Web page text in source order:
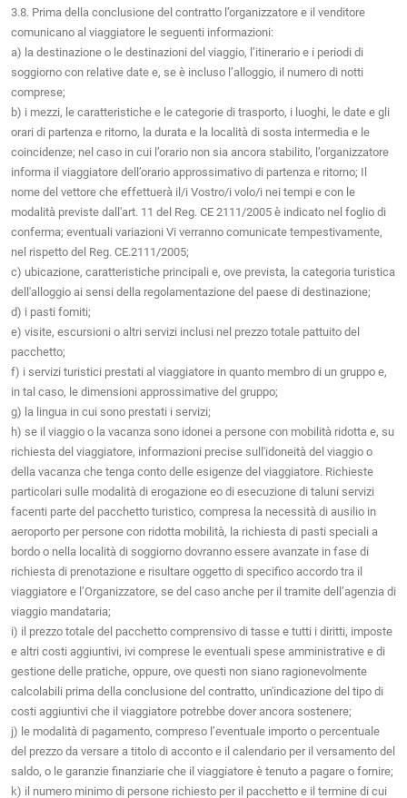
3.8. Prima della conclusione del contratto l’organizzatore e il venditore
comunicano al viaggiatore le seguenti informazioni:
a) la destinazione o le destinazioni del viaggio, l’itinerario e i periodi di
soggiorno con relative date e, se è incluso l’alloggio, il numero di notti
comprese;
b) i mezzi, le caratteristiche e le categorie di trasporto, i luoghi, le date e gli
orari di partenza e ritorno, la durata e la località di sosta intermedia e le
coincidenze; nel caso in cui l’orario non sia ancora stabilito, l’organizzatore
informa il viaggiatore dell’orario approssimativo di partenza e ritorno; Il
nome del vettore che effettuerà il/i Vostro/i volo/i nei tempi e con le
modalità previste dall'art. 11 del Reg. CE 2111/2005 è indicato nel foglio di
conferma; eventuali variazioni Vi verranno comunicate tempestivamente,
nel rispetto del Reg. CE.2111/2005;
c) ubicazione, caratteristiche principali e, ove prevista, la categoria turistica
dell'alloggio ai sensi della regolamentazione del paese di destinazione;
d) i pasti fomiti;
e) visite, escursioni o altri servizi inclusi nel prezzo totale pattuito del
pacchetto;
f) i servizi turistici prestati al viaggiatore in quanto membro di un gruppo e,
in tal caso, le dimensioni approssimative del gruppo;
g) la lingua in cui sono prestati i servizi;
h) se il viaggio o la vacanza sono idonei a persone con mobilità ridotta e, su
richiesta del viaggiatore, informazioni precise sull'idoneità del viaggio o
della vacanza che tenga conto delle esigenze del viaggiatore. Richieste
particolari sulle modalità di erogazione eo di esecuzione di taluni servizi
facenti parte del pacchetto turistico, compresa la necessità di ausilio in
aeroporto per persone con ridotta mobilità, la richiesta di pasti speciali a
bordo o nella località di soggiorno dovranno essere avanzate in fase di
richiesta di prenotazione e risultare oggetto di specifico accordo tra il
viaggiatore e l’Organizzatore, se del caso anche per il tramite dell’agenzia di
viaggio mandataria;
i) il prezzo totale del pacchetto comprensivo di tasse e tutti i diritti, imposte
e altri costi aggiuntivi, ivi comprese le eventuali spese amministrative e di
gestione delle pratiche, oppure, ove questi non siano ragionevolmente
calcolabili prima della conclusione del contratto, un'indicazione del tipo di
costi aggiuntivi che il viaggiatore potrebbe dover ancora sostenere;
j) le modalità di pagamento, compreso l’eventuale importo o percentuale
del prezzo da versare a titolo di acconto e il calendario per il versamento del
saldo, o le garanzie finanziarie che il viaggiatore è tenuto a pagare o fornire;
k) il numero minimo di persone richiesto per il pacchetto e il termine di cui